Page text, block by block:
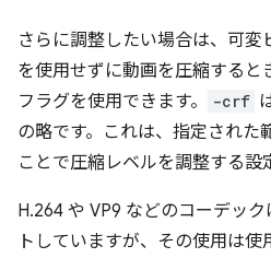
さらに調整したい場合は、可変
を使用せずに動画を圧縮すると
フラグを使用できます。 -crf
の略です。これは、指定された
ことで圧縮レベルを調整する設
H.264 や VP9 などのコーデック
トしていますが、その使用は